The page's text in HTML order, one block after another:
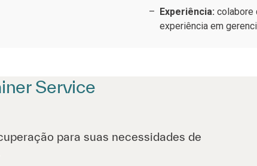
Experiência: colabore
experiência em
Service
para suas necessidades de